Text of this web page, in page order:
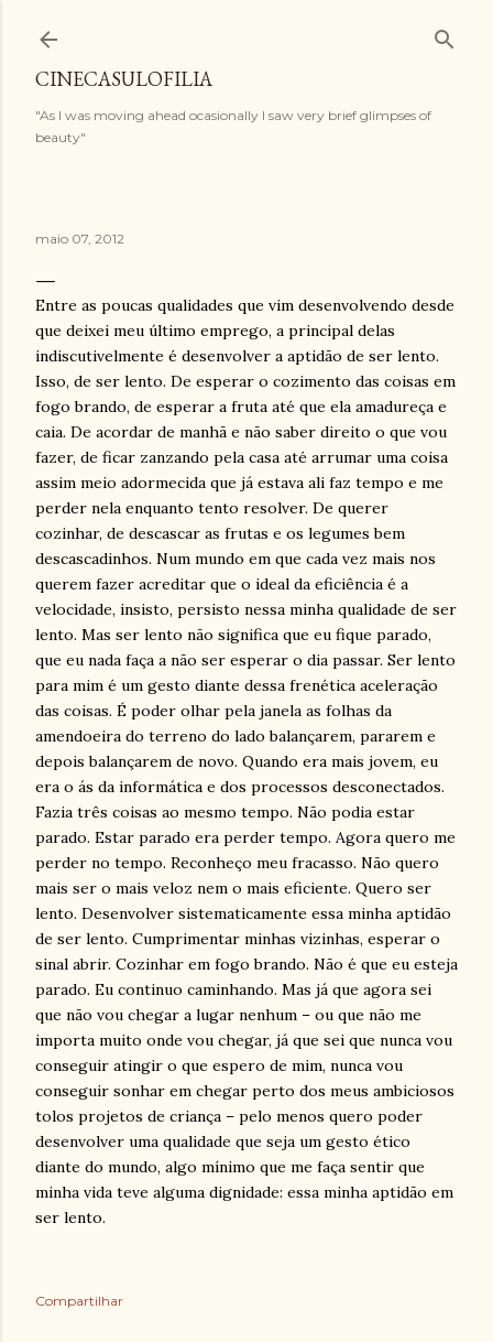
CINECASULOFILIA
"As I was moving ahead ocasionally I saw very brief glimpses of
beauty"
maio 07, 2012
Entre as poucas qualidades que vim desenvolvendo desde
que deixei meu último emprego, a principal delas
indiscutivelmente é desenvolver a aptidão de ser lento.
Isso, de ser lento. De esperar o cozimento das coisas em
fogo brando, de esperar a fruta até que ela amadureça e
caia. De acordar de manhã e não saber direito o que vou
fazer, de ficar zanzando pela casa até arrumar uma coisa
assim meio adormecida que já estava ali faz tempo e me
perder nela enquanto tento resolver. De querer
cozinhar, de descascar as frutas e os legumes bem
descascadinhos. Num mundo em que cada vez mais nos
querem fazer acreditar que o ideal da eficiência é a
velocidade, insisto, persisto nessa minha qualidade de ser
lento. Mas ser lento não significa que eu fique parado,
que eu nada faça a não ser esperar o dia passar. Ser lento
para mim é um gesto diante dessa frenética aceleração
das coisas. É poder olhar pela janela as folhas da
amendoeira do terreno do lado balançarem, pararem e
depois balançarem de novo. Quando era mais jovem, eu
era o ás da informática e dos processos desconectados.
Fazia três coisas ao mesmo tempo. Não podia estar
parado. Estar parado era perder tempo. Agora quero me
perder no tempo. Reconheço meu fracasso. Não quero
mais ser o mais veloz nem o mais eficiente. Quero ser
lento. Desenvolver sistematicamente essa minha aptidão
de ser lento. Cumprimentar minhas vizinhas, esperar o
sinal abrir. Cozinhar em fogo brando. Não é que eu esteja
parado. Eu continuo caminhando. Mas já que agora sei
que não vou chegar a lugar nenhum – ou que não me
importa muito onde vou chegar, já que sei que nunca vou
conseguir atingir o que espero de mim, nunca vou
conseguir sonhar em chegar perto dos meus ambiciosos
tolos projetos de criança – pelo menos quero poder
desenvolver uma qualidade que seja um gesto ético
diante do mundo, algo mínimo que me faça sentir que
minha vida teve alguma dignidade: essa minha aptidão em
ser lento.
Compartilhar